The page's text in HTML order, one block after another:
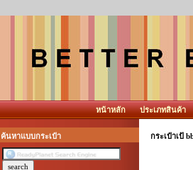
หน้าหลัก ประเภทสินค้า
ค้นหาแบบกระเป๋า กระเป๋าเป้